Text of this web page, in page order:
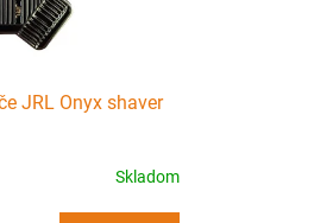
JRL Onyx shaver
Skladom